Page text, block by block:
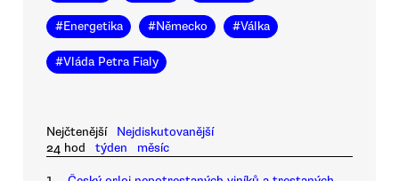
#Energetika #Německo #Válka
#Vláda Petra Fialy
Nejčtenější
Nejdiskutovanější
24 hod
týden měsíc